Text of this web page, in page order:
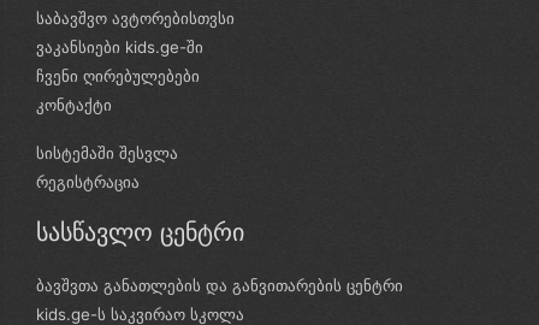
საბავშვო ავტორებისთვსი
ვაკანსიები kids.ge-ში
ჩვენი ღირებულებები
კონტაქტი
სისტემაში შესვლა
რეგისტრაცია
სასწავლო ცენტრი
ბავშვთა განათლების და განვითარების ცენტრი
kids.ge-ს საკვირაო სკოლა